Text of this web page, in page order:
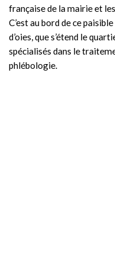
française de la mairie et
C’est au bord de ce
d’oies, que s’étend le
spécialisés dans le
phlébologie.